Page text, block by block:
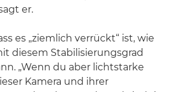
er.
es „ziemlich verrückt“ ist, wie
diesem Stabilisierungsgrad
„Wenn du aber lichtstarke
Kamera und ihrer